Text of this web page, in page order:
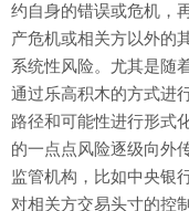
约自身的错误或危机，
产危机或相关方以外的
系统性风险。尤其是随
通过乐高积木的方式进
路径和可能性进行形式
的一点点风险逐级向外
监管机构，比如中央银
对相关方交易头寸的控